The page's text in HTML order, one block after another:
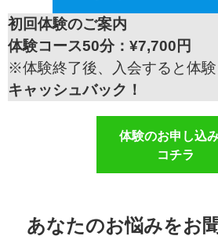
初回体験のご案内
体験コース50分：¥7,700円
※体験終了後、入会すると体
キャッシュバック！
体験のお申し込
コチラ
あなたのお悩みをお